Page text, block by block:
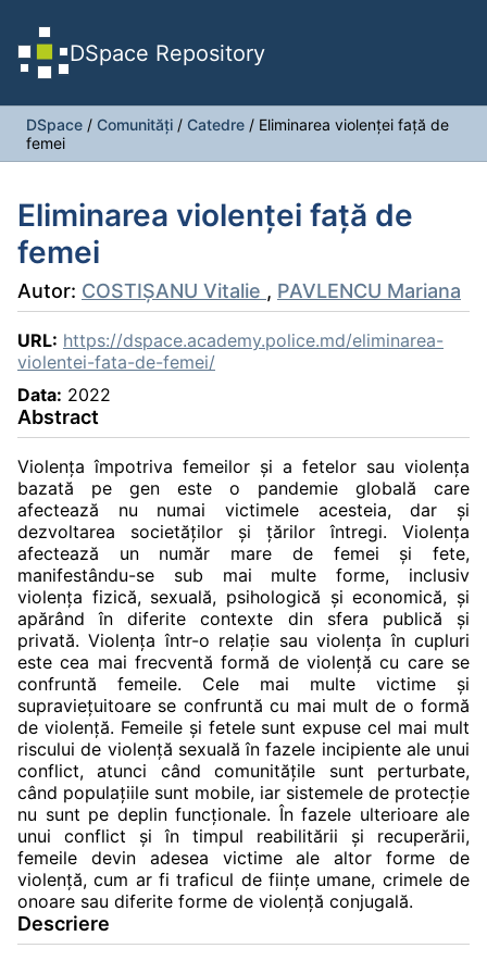
DSpace Repository
DSpace / Comunități / Catedre / Eliminarea violenței față de
femei
Eliminarea violenței față de
femei
Autor: COSTIȘANU Vitalie , PAVLENCU Mariana
URL: https://dspace.academy.police.md/eliminarea-
violentei-fata-de-femei/
Data: 2022
Abstract
Violența împotriva femeilor şi a fetelor sau violența
bazată pe gen este o pandemie globală care
afectează nu numai victimele acesteia, dar și
dezvoltarea societăților și țărilor întregi. Violența
afectează un număr mare de femei și fete,
manifestându-se sub mai multe forme, inclusiv
violența fizică, sexuală, psihologică și economică, și
apărând în diferite contexte din sfera publică și
privată. Violența într-o relație sau violența în cupluri
este cea mai frecventă formă de violență cu care se
confruntă femeile. Cele mai multe victime și
supraviețuitoare se confruntă cu mai mult de o formă
de violență. Femeile și fetele sunt expuse cel mai mult
riscului de violență sexuală în fazele incipiente ale unui
conflict, atunci când comunitățile sunt perturbate,
când populațiile sunt mobile, iar sistemele de protecție
nu sunt pe deplin funcționale. În fazele ulterioare ale
unui conflict și în timpul reabilitării și recuperării,
femeile devin adesea victime ale altor forme de
violență, cum ar fi traficul de ființe umane, crimele de
onoare sau diferite forme de violență conjugală.
Descriere